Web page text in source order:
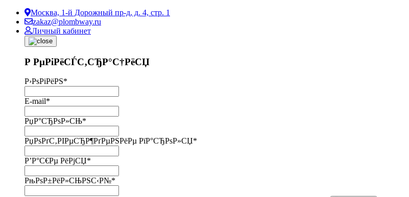
Москва, 1-й Дорожный пр-д, д. 4, стр. 1
zakaz@plombway.ru
Личный кабинет
Р РµРіРёСЃС‚СЂР°С†РёСЏ
Р›РѕРіРёРЅ*
E-mail*
РџР°СЂРѕР»СЊ*
РџРѕРґС‚РІРµСЂР¶РґРµРЅРёРµ РїР°СЂРѕР»СЏ*
Р’Р°С€Рµ РёРјСЏ*
РњРѕР±РёР»СЊРЅС‹Р№*